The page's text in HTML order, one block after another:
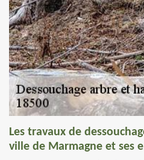
Les travaux de
ville de Marmagne et ses